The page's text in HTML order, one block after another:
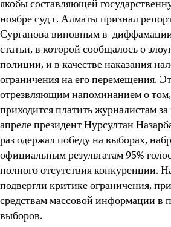
якобы составляющей
ноябре суд г. Алматы признал
Сурганова виновным в
статьи, в которой сообщалось о
полиции, и в качестве наказания
ограничения на его перемещения.
отрезвляющим напоминанием о
приходится платить журналистам
апреле президент Нурсултан
раз одержал победу на выборах,
официальным результатам 95%
полного отсутствия конкуренции.
подвергли критике ограничения,
средствам массовой информации в
выборов.